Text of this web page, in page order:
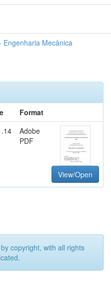
Engenharia Mecânica
Format
Adobe
PDF
View/Open
copyright, with all rights